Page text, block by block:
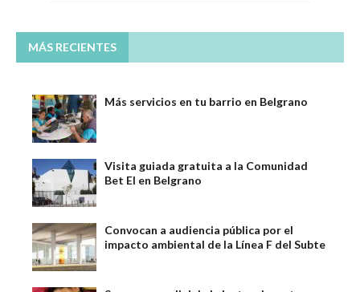
MÁS RECIENTES
Más servicios en tu barrio en Belgrano
Visita guiada gratuita a la Comunidad
Bet El en Belgrano
Convocan a audiencia pública por el
impacto ambiental de la Línea F del Subte